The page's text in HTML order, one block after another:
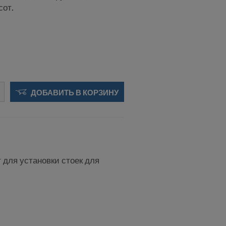
ДОБАВИТЬ В КОРЗИНУ
установки стоек для